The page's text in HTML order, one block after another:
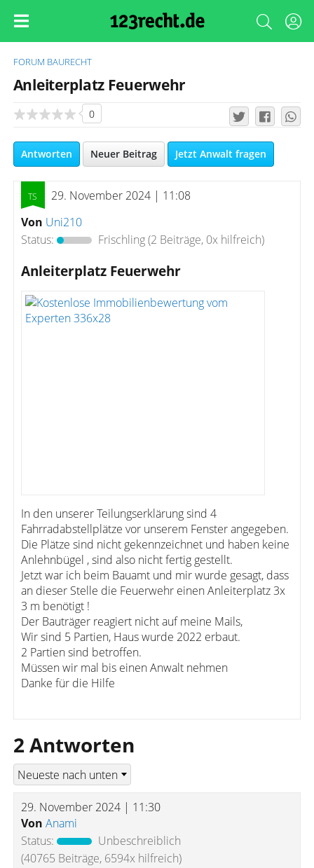
FORUM BAURECHT
Anleiterplatz Feuerwehr
0
Antworten Neuer Beitrag Jetzt Anwalt fragen
29. November 2024 | 11:08
Von Uni210
Status:
Frischling(2 Beiträge, 0x hilfreich)
Anleiterplatz Feuerwehr
In den unserer Teilungserklärung sind 4
Fahrradabstellplätze vor unserem Fenster angegeben.
Die Plätze sind nicht gekennzeichnet und haben keine
Anlehnbügel , sind also nicht fertig gestellt.
Jetzt war ich beim Bauamt und mir wurde gesagt, dass
an dieser Stelle die Feuerwehr einen Anleiterplatz 3x
3 m benötigt !
Der Bauträger reagiert nicht auf meine Mails,
Wir sind 5 Partien, Haus wurde 2022 erbaut.
2 Partien sind betroffen.
Müssen wir mal bis einen Anwalt nehmen
Danke für die Hilfe
2 Antworten
29. November 2024 | 11:30
Von Anami
Status:
Unbeschreiblich
(40765 Beiträge, 6594x hilfreich)